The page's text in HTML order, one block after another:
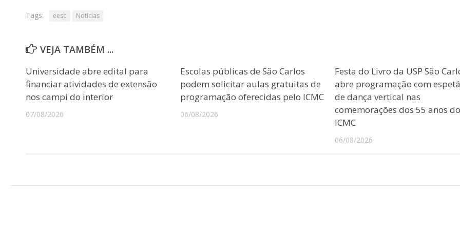
Tags: eesc Notícias
VEJA TAMBÉM ...
Universidade abre edital para
financiar atividades de extensão
nos campi do interior
07/08/2026
Escolas públicas de São Carlos
podem solicitar aulas gratuitas de
programação oferecidas pelo ICMC
06/08/2026
Festa do Livro da USP São
abre programação com
de dança vertical nas
comemorações dos 55 anos do
ICMC
06/08/2026